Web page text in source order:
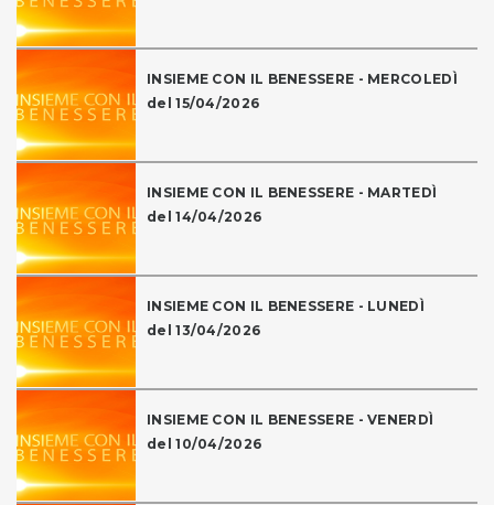
INSIEME CON IL BENESSERE - MERCOLEDÌ
del 15/04/2026
INSIEME CON IL BENESSERE - MARTEDÌ
del 14/04/2026
INSIEME CON IL BENESSERE - LUNEDÌ
del 13/04/2026
INSIEME CON IL BENESSERE - VENERDÌ
del 10/04/2026